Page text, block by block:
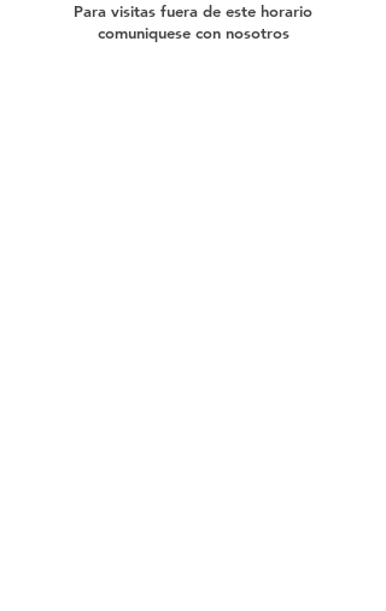
Para visitas fuera de este horario
comuniquese con nosotros